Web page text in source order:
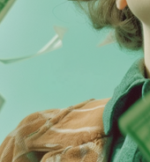
Chybí
Dobrý finanční
někdo navrhuje
doporučením, je to
důvěře.
Příliš